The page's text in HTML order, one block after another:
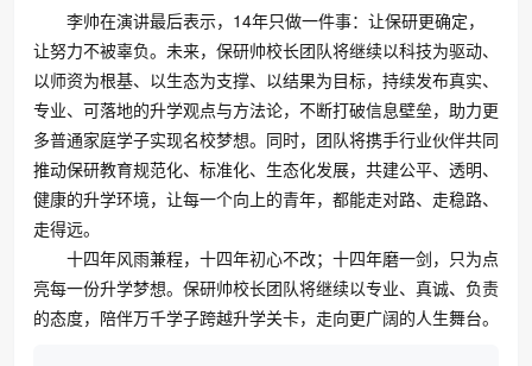
李帅在演讲最后表示，14年只做一件事：让保研更确定，
让努力不被辜负。未来，保研帅校长团队将继续以科技为驱动、
以师资为根基、以生态为支撑、以结果为目标，持续发布真实、
专业、可落地的升学观点与方法论，不断打破信息壁垒，助力更
多普通家庭学子实现名校梦想。同时，团队将携手行业伙伴共同
推动保研教育规范化、标准化、生态化发展，共建公平、透明、
健康的升学环境，让每一个向上的青年，都能走对路、走稳路、
走得远。
十四年风雨兼程，十四年初心不改；十四年磨一剑，只为点
亮每一份升学梦想。保研帅校长团队将继续以专业、真诚、负责
的态度，陪伴万千学子跨越升学关卡，走向更广阔的人生舞台。